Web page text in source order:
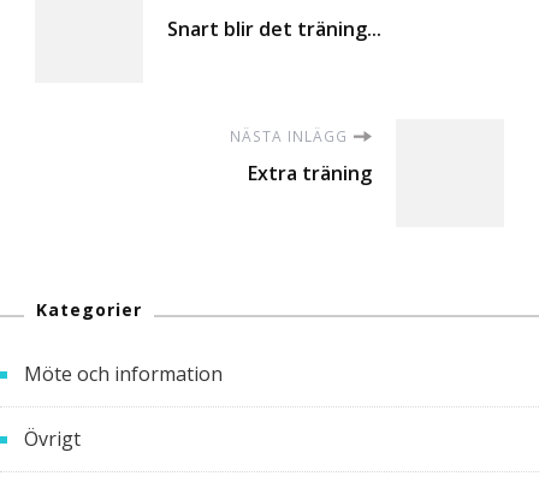
Snart blir det träning…
NÄSTA INLÄGG
Extra träning
Kategorier
Möte och information
Övrigt